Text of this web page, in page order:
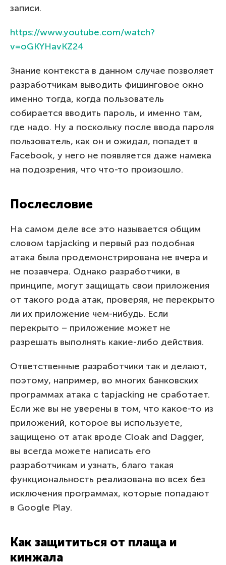
записи.
https://www.youtube.com/watch?
v=oGKYHavKZ24
Знание контекста в данном случае позволяет
разработчикам выводить фишинговое окно
именно тогда, когда пользователь
собирается вводить пароль, и именно там,
где надо. Ну а поскольку после ввода пароля
пользователь, как он и ожидал, попадет в
Facebook, у него не появляется даже намека
на подозрения, что что-то произошло.
Послесловие
На самом деле все это называется общим
словом tapjacking и первый раз подобная
атака была продемонстрирована не вчера и
не позавчера. Однако разработчики, в
принципе, могут защищать свои приложения
от такого рода атак, проверяя, не перекрыто
ли их приложение чем-нибудь. Если
перекрыто – приложение может не
разрешать выполнять какие-либо действия.
Ответственные разработчики так и делают,
поэтому, например, во многих банковских
программах атака с tapjaсking не сработает.
Если же вы не уверены в том, что какое-то из
приложений, которое вы используете,
защищено от атак вроде Cloak and Dagger,
вы всегда можете написать его
разработчикам и узнать, благо такая
функциональность реализована во всех без
исключения программах, которые попадают
в Google Play.
Как защититься от плаща и
кинжала